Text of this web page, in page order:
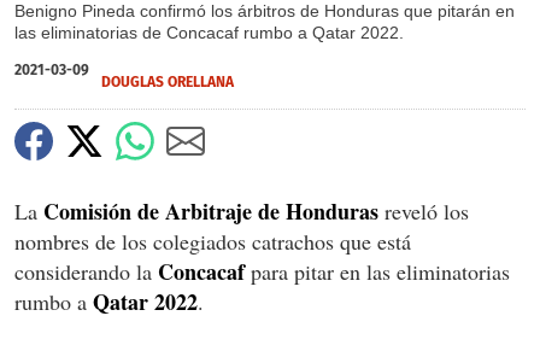
Benigno Pineda confirmó los árbitros de Honduras que pitarán en
las eliminatorias de Concacaf rumbo a Qatar 2022.
2021-03-09
DOUGLAS ORELLANA
La Comisión de Arbitraje de Honduras reveló los
nombres de los colegiados catrachos que está
considerando la Concacafpara pitar en las eliminatorias
rumbo a Qatar 2022.